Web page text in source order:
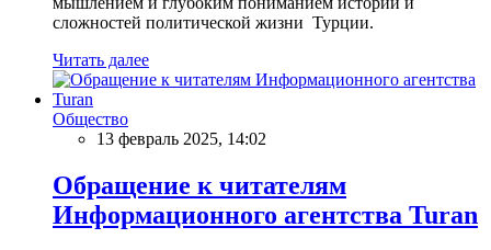
сложностей политической жизни Турции.
Читать далее
Общество
13 февраль 2025, 14:02
Обращение к читателям
Информационного агентства Turan